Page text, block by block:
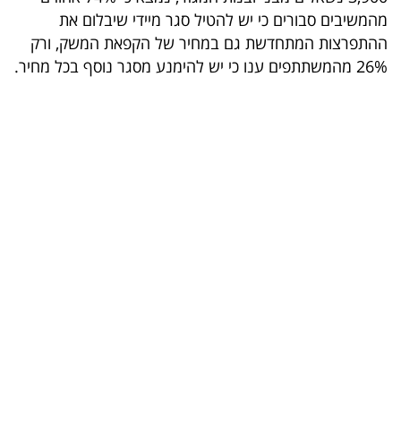
מינויים
רייטינג
מהמשיבים סבורים כי יש להטיל סגר מיידי שיבלום את
ההתפרצות המתחדשת גם במחיר של הקפאת המשק, ורק
26% מהמשתתפים ענו כי יש להימנע מסגר נוסף בכל מחיר.